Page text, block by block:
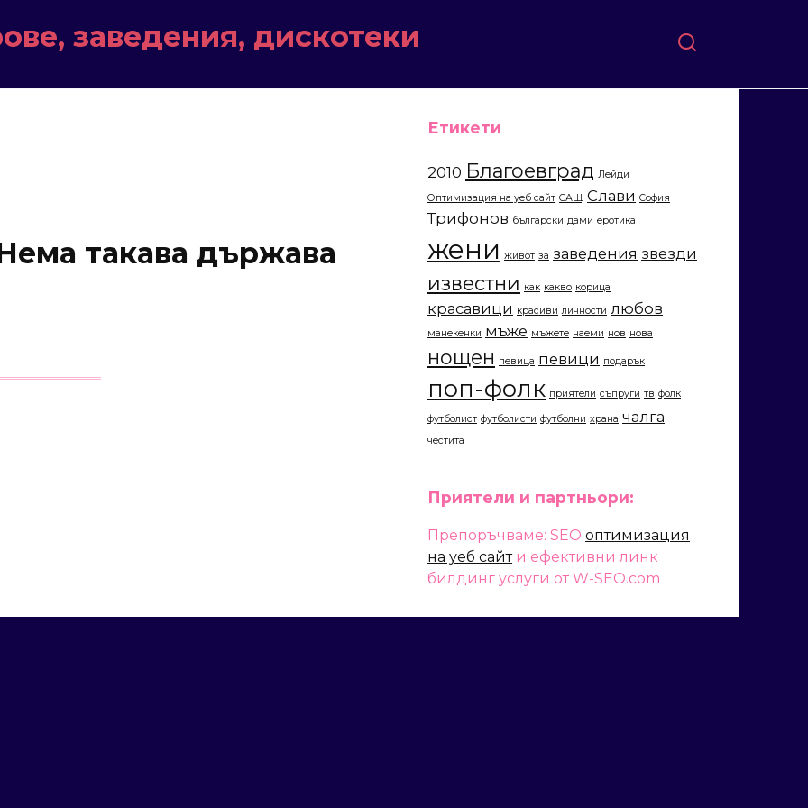
заведения, дискотеки
такава държава
Етикети
2010 Благоевград Лейди
Оптимизация на уеб сайт САЩ Слави София
Трифонов български дами еротика
жени живот за заведения звезди
известни как какво корица
красавици красиви личности любов
манекенки мъже мъжете наеми нов нова
нощен певица певици подарък
поп-фолк приятели съпруги тв фолк
футболист футболисти футболни храна чалга
честита
Приятели и партньори:
Препоръчваме: SEO оптимизация
на уеб сайти ефективни линк
билдинг услуги от W-SEO.com